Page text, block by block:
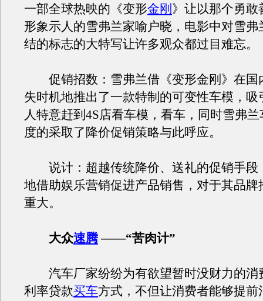
一部全球热映的《变形金刚 》让以那个勇敢
形象示人的雪弗兰家喻户晓，电影中对雪弗
结的标志的大特写让许多观众都过目难忘。
促销招数：雪弗兰借《变形金刚》在国
失时机地推出了一款特制的可变性车模，吸
人特意赶到4S店看车模，看车，同时雪弗
度的采取了降价促销策略与此呼应。
说计：超越传统降价、送礼的促销手段
地借助娱乐营销促进产品销售，对于其品牌
重大。
大众速腾——“苦肉计”
汽车厂家纷纷为有欲望暂时没财力的消
利率贷款买车方式，不但让消费者能够提前